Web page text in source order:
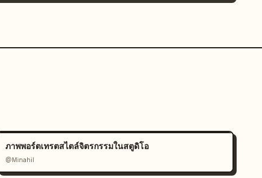
ภาพพอร์ตเทรตสไตล์จิตรกรรมในสตูดิโอ
@Minahil